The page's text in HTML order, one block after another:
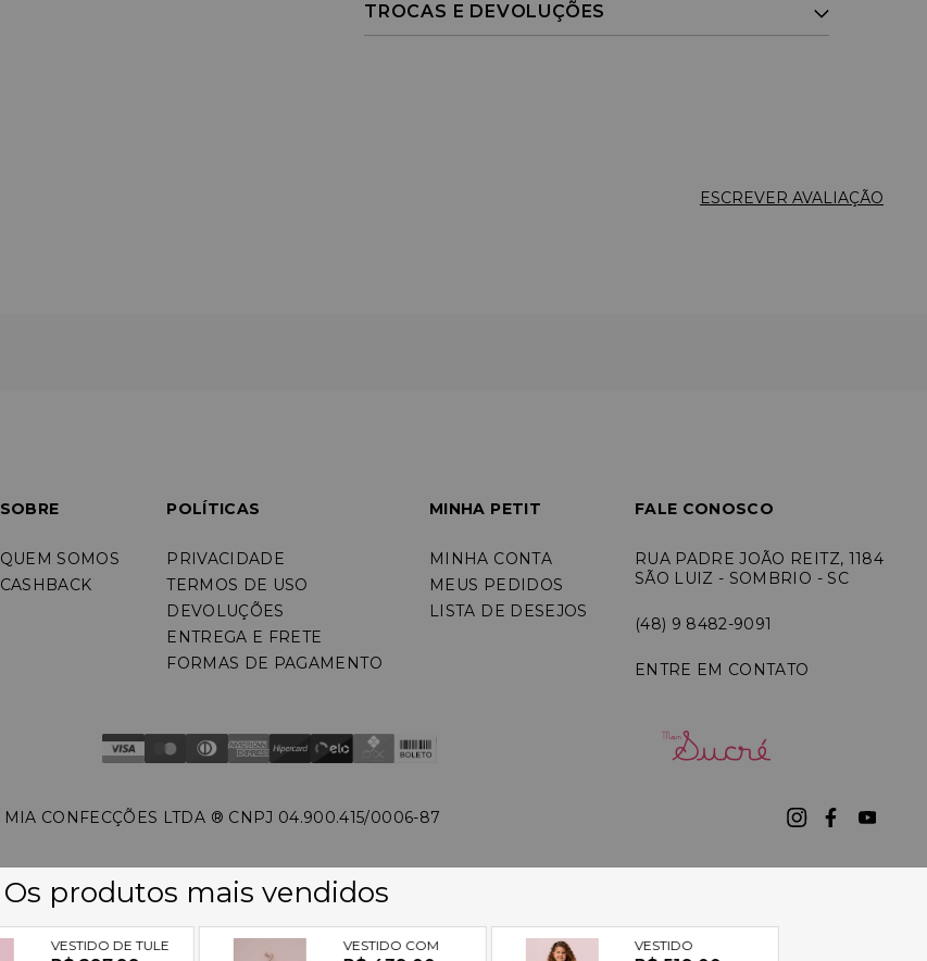
TROCAS E DEVOLUÇÕES
ESCREVER AVALIAÇÃO
SOBRE
QUEM SOMOS
CASHBACK
POLÍTICAS
PRIVACIDADE
TERMOS DE USO
DEVOLUÇÕES
ENTREGA E FRETE
FORMAS DE PAGAMENTO
MINHA PETIT
MINHA CONTA
MEUS PEDIDOS
LISTA DE DESEJOS
FALE CONOSCO
RUA PADRE JOÃO REITZ, 1184
SÃO LUIZ - SOMBRIO - SC
(48) 9 8482-9091
ENTRE EM CONTATO
MIA CONFECÇÕES LTDA ®️ CNPJ 04.900.415/0006-87